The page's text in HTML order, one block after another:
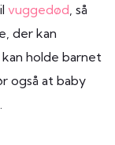
vuggedød, så
der kan
holde barnet
også at baby